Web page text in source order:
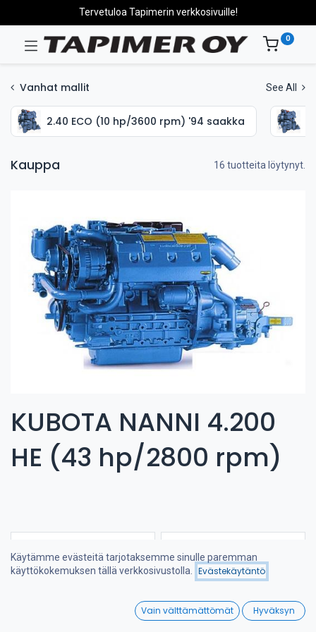
Nimi (A-Ö)
Wishlist
Tervetuloa Tapimerin verkkosivuille!
0
Vanhat mallit See All
2.40 ECO (10 hp/3600 rpm) '94 saakka
Kauppa 16 tuotteita löytynyt.
KUBOTA NANNI 4.200
HE (43 hp/2800 rpm)
Käytämme evästeitä tarjotaksemme sinulle paremman
käyttökokemuksen tällä verkkosivustolla.
Evästekäytäntö
Vain välttämättömät Hyväksyn